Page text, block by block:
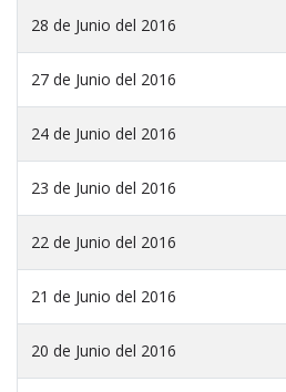
28 de Junio del 2016
27 de Junio del 2016
24 de Junio del 2016
23 de Junio del 2016
22 de Junio del 2016
21 de Junio del 2016
20 de Junio del 2016